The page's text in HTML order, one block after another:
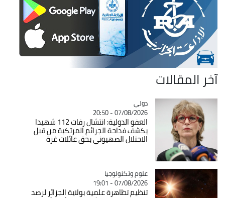
آخر المقالات
Catégorie
دولي
07/08/2026 - 20:50
العفو الدولية: انتشال رفات 112 شهيدا
يكشف فداحة الجرائم المرتكبة من قبل
الاحتلال الصهيوني بحق عائلات غزة
Catégorie
علوم وتكنولوجيا
07/08/2026 - 19:01
تنظيم تظاهرة علمية بولاية الجزائر لرصد